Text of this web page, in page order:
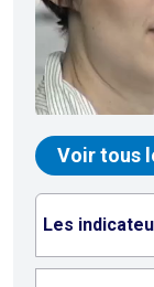
Voir tous
Les